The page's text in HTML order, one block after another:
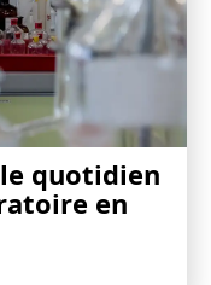
quotidien
en